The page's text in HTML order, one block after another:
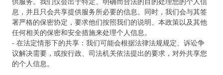
息，并且只会共享提供服务所必要的信息。同时，我们会与其签
署严格的保密协定，要求他们按照我们的说明、本政策以及其他
任何相关的保密和安全措施来处理个人信息。
- 在法定情形下的共享：我们可能会根据法律法规规定、诉讼争
议解决需要，或按行政、司法机关依法提出的要求，对外共享您
的个人信息。